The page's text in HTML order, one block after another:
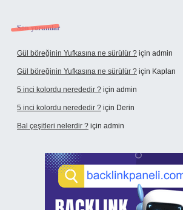
Son yorumlar
Gül böreğinin Yufkasına ne sürülür ? için admin
Gül böreğinin Yufkasına ne sürülür ? için Kaplan
5 inci kolordu nerededir ? için admin
5 inci kolordu nerededir ? için Derin
Bal çeşitleri nelerdir ? için admin